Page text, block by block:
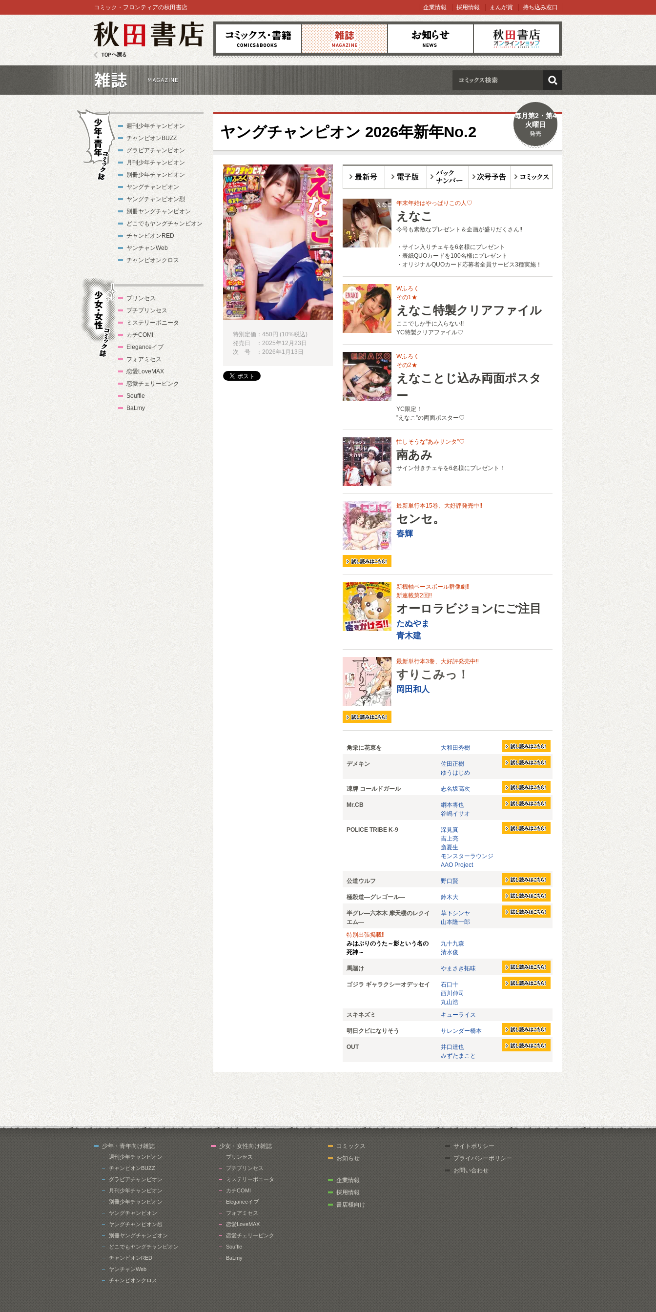
コミックス 雑誌 お知らせ オンラインショップ
コミック・フロンティアの秋田書店 企業情報 採用情報 まんが賞 持ち込み窓口
雑誌
検索
ヤングチャンピオン 2026年新年No.2
毎月第2・第4
火曜日
発売
年末年始はやっぱりこの人♡
えなこ
今号も素敵なプレゼント＆企画が盛りだくさん!!
・サイン入りチェキを6名様にプレゼント
・表紙QUOカードを100名様にプレゼント
・オリジナルQUOカード応募者全員サービス3種実施！
Wふろく
その1★
えなこ特製クリアファイル
ここでしか手に入らない!!
YC特製クリアファイル♡
Wふろく
その2★
えなことじ込み両面ポスタ
ー
YC限定！
”えなこ”の両面ポスター♡
忙しそうな”あみサンタ”♡
南あみ
サイン付きチェキを6名様にプレゼント！
最新単行本15巻、大好評発売中‼
センセ。
春輝
新機軸ベースボール群像劇‼
新連載第2回‼
オーロラビジョンにご注目
たぬやま
青木建
最新単行本3巻、大好評発売中‼
すりこみっ！
岡田和人
角栄に花束を 大和田秀樹
デメキン
佐田正樹
ゆうはじめ
凍牌 コールドガール 志名坂高次
Mr.CB
綱本将也
谷嶋イサオ
POLICE TRIBE K-9
深見真
吉上亮
斎夏生
モンスターラウンジ
AAO Project
公道ウルフ 野口賢
極殺道―グレゴール― 鈴木大
半グレ―六本木 摩天楼のレクイ
エム―
草下シンヤ
山本隆一郎
特別出張掲載‼
みはぶりのうた～影という名の
死神～
九十九森
清水俊
馬賭け やまさき拓味
ゴジラ ギャラクシーオデッセイ
石口十
西川伸司
丸山浩
スキネズミ
キューライス
明日クビになりそう サレンダー橋本
OUT
井口達也
みずたまこと
特別定価：450円 (10%税込)
発売日 ：2025年12月23日
次 号 ：2026年1月13日
週刊少年チャンピオン
チャンピオンBUZZ
グラビアチャンピオン
月刊少年チャンピオン
別冊少年チャンピオン
ヤングチャンピオン
ヤングチャンピオン烈
別冊ヤングチャンピオン
どこでもヤングチャンピオン
チャンピオンRED
ヤンチャンWeb
チャンピオンクロス
プリンセス
プチプリンセス
ミステリーボニータ
カチCOMI
Eleganceイブ
フォアミセス
恋愛LoveMAX
恋愛チェリーピンク
Souffle
BaLmy
少年・青年向け雑誌
週刊少年チャンピオン
チャンピオンBUZZ
グラビアチャンピオン
月刊少年チャンピオン
別冊少年チャンピオン
ヤングチャンピオン
ヤングチャンピオン烈
別冊ヤングチャンピオン
どこでもヤングチャンピオン
チャンピオンRED
ヤンチャンWeb
チャンピオンクロス
少女・女性向け雑誌
プリンセス
プチプリンセス
ミステリーボニータ
カチCOMI
Eleganceイブ
フォアミセス
恋愛LoveMAX
恋愛チェリーピンク
Souffle
BaLmy
コミックス
お知らせ
企業情報
採用情報
書店様向け
サイトポリシー
プライバシーポリシー
お問い合わせ